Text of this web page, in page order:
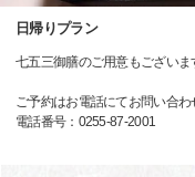
日帰りプラン
七五三御膳のご用意もございま
ご予約はお電話にてお問い合わ
電話番号：0255-87-2001